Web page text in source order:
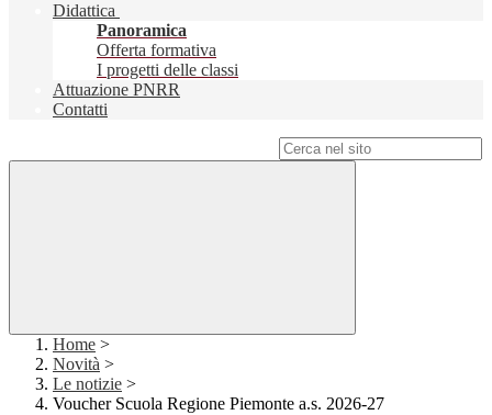
Didattica
Panoramica
Offerta formativa
I progetti delle classi
Attuazione PNRR
Contatti
Home >
Novità >
Le notizie >
Voucher Scuola Regione Piemonte a.s. 2026-27